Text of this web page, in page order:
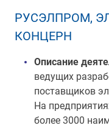
РУСЭЛПРОМ,
КОНЦЕРН
Описание
ведущих
поставщиков
На
более 3000